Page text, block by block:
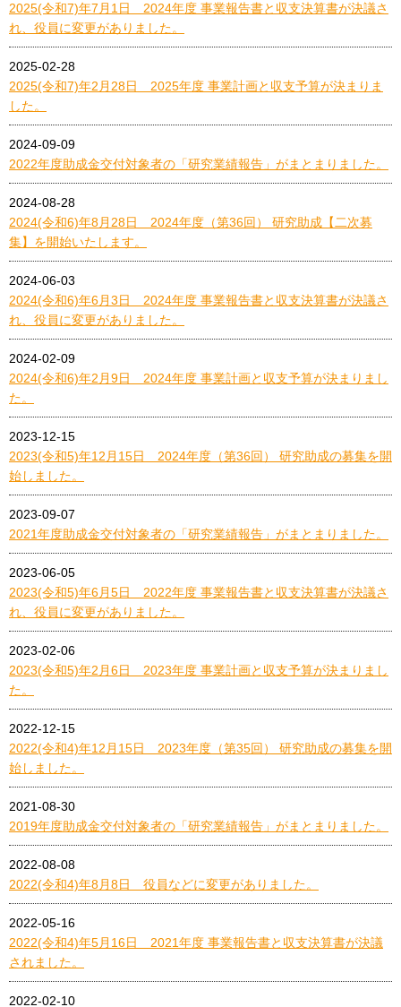
2025(令和7)年7月1日 2024年度 事業報告書と収支決算書が決議さ
れ、役員に変更がありました。
2025-02-28
2025(令和7)年2月28日 2025年度 事業計画と収支予算が決まりま
した。
2024-09-09
2022年度助成金交付対象者の「研究業績報告」がまとまりました。
2024-08-28
2024(令和6)年8月28日 2024年度（第36回） 研究助成【二次募
集】を開始いたします。
2024-06-03
2024(令和6)年6月3日 2024年度 事業報告書と収支決算書が決議さ
れ、役員に変更がありました。
2024-02-09
2024(令和6)年2月9日 2024年度 事業計画と収支予算が決まりまし
た。
2023-12-15
2023(令和5)年12月15日 2024年度（第36回） 研究助成の募集を開
始しました。
2023-09-07
2021年度助成金交付対象者の「研究業績報告」がまとまりました。
2023-06-05
2023(令和5)年6月5日 2022年度 事業報告書と収支決算書が決議さ
れ、役員に変更がありました。
2023-02-06
2023(令和5)年2月6日 2023年度 事業計画と収支予算が決まりまし
た。
2022-12-15
2022(令和4)年12月15日 2023年度（第35回） 研究助成の募集を開
始しました。
2021-08-30
2019年度助成金交付対象者の「研究業績報告」がまとまりました。
2022-08-08
2022(令和4)年8月8日 役員などに変更がありました。
2022-05-16
2022(令和4)年5月16日 2021年度 事業報告書と収支決算書が決議
されました。
2022-02-10